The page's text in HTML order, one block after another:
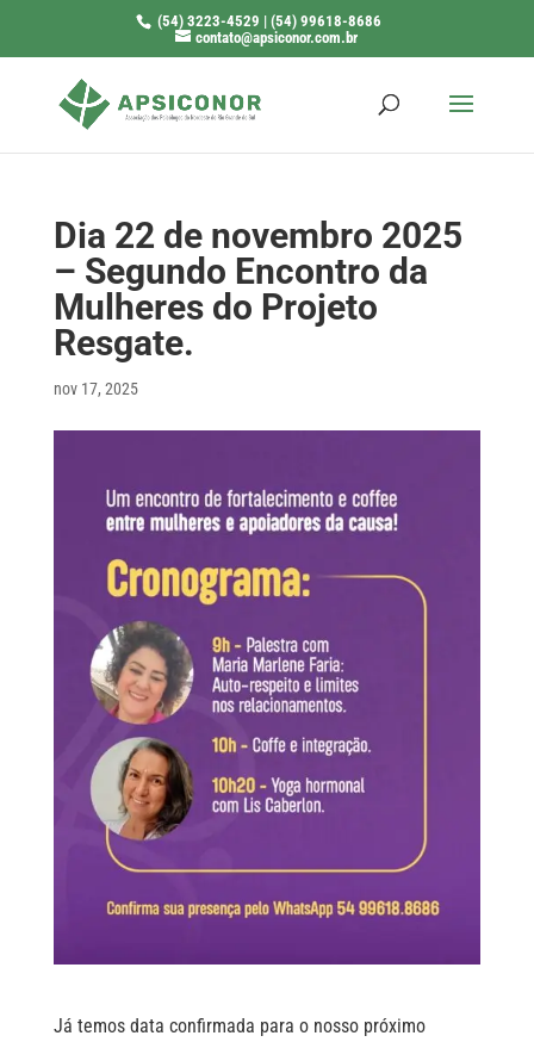
(54) 3223-4529 | (54) 99618-8686
contato@apsiconor.com.br
Dia 22 de novembro 2025
– Segundo Encontro da
Mulheres do Projeto
Resgate.
nov 17, 2025
Já temos data confirmada para o nosso próximo